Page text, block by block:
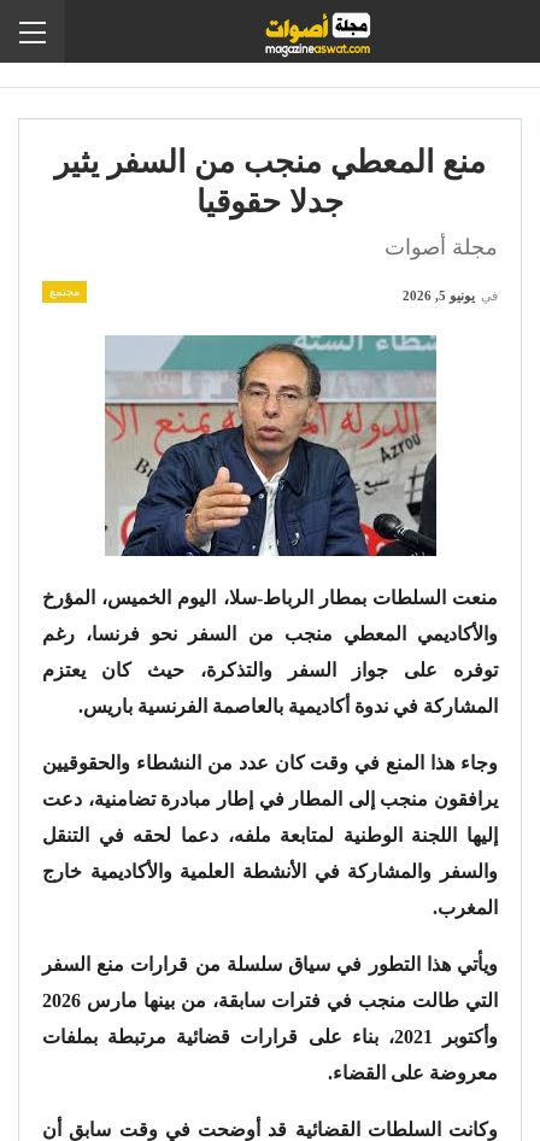
منع المعطي منجب من السفر يثير
جدلا حقوقيا
مجلة أصوات
مجتمع في يونيو 5, 2026
منعت السلطات بمطار الرباط-سلا، اليوم الخميس، المؤرخ
والأكاديمي المعطي منجب من السفر نحو فرنسا، رغم
توفره على جواز السفر والتذكرة، حيث كان يعتزم
المشاركة في ندوة أكاديمية بالعاصمة الفرنسية باريس.
وجاء هذا المنع في وقت كان عدد من النشطاء والحقوقيين
يرافقون منجب إلى المطار في إطار مبادرة تضامنية، دعت
إليها اللجنة الوطنية لمتابعة ملفه، دعما لحقه في التنقل
والسفر والمشاركة في الأنشطة العلمية والأكاديمية خارج
المغرب.
ويأتي هذا التطور في سياق سلسلة من قرارات منع السفر
التي طالت منجب في فترات سابقة، من بينها مارس 2026
وأكتوبر 2021، بناء على قرارات قضائية مرتبطة بملفات
معروضة على القضاء.
وكانت السلطات القضائية قد أوضحت في وقت سابق أن